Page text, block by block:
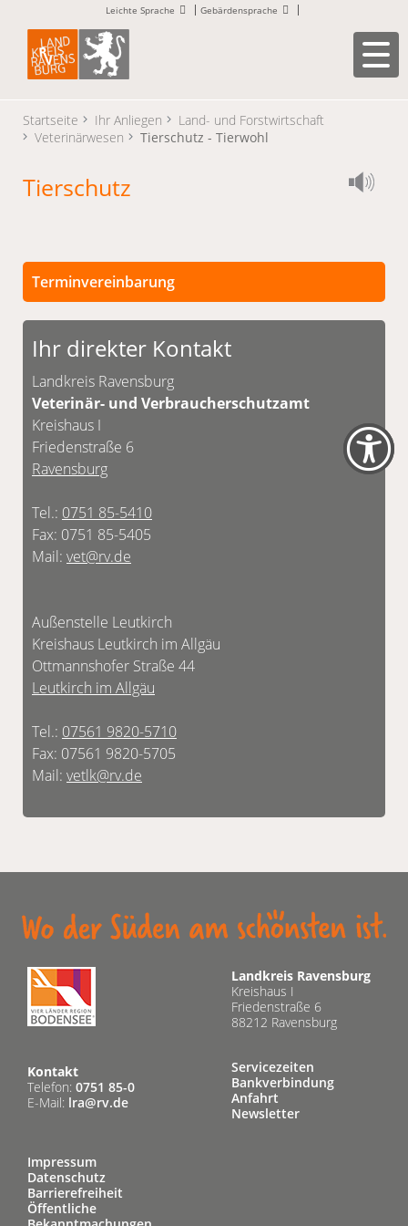
Leichte Sprache Gebärdensprache
Startseite Ihr Anliegen
Land- und Forstwirtschaft
Veterinärwesen
Tierschutz - Tierwohl
Tierschutz
Terminvereinbarung
Persönliche Termine sind nach vorheriger
Vereinbarung möglich.
Ihr direkter Kontakt
Landkreis Ravensburg
Veterinär- und Verbraucherschutzamt
Kreishaus I
Friedenstraße 6
Ravensburg
Tel.: 0751 85-5410
Fax: 0751 85-5405
Mail: vet@rv.de
Außenstelle Leutkirch
Kreishaus Leutkirch im Allgäu
Ottmannshofer Straße 44
Leutkirch im Allgäu
Tel.: 07561 9820-5710
Fax: 07561 9820-5705
Mail: vetlk@rv.de
Landkreis Ravensburg
Kreishaus I
Friedenstraße 6
88212 Ravensburg
Kontakt
Telefon: 0751 85-0
E-Mail: lra@rv.de
Servicezeiten
Bankverbindung
Anfahrt
Newsletter
Impressum
Datenschutz
Barrierefreiheit
Öffentliche